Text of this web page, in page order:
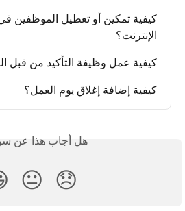
كيفية تمكين أو تعطيل الموظفين
الإنترنت؟
كيفية عمل وظيفة التأكيد من قبل
كيفية إضافة إغلاق يوم العمل؟
هل أجاب هذا عن
😞
😐